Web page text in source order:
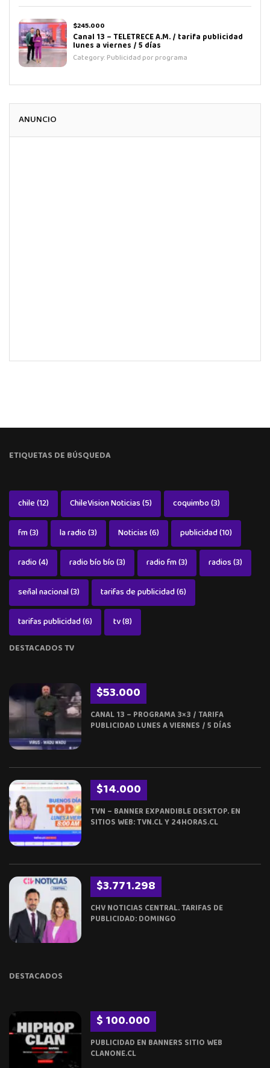
$245.000
Canal 13 – TELETRECE A.M. / tarifa publicidad
lunes a viernes / 5 días
Category:Publicidad por programa
ANUNCIO
ETIQUETAS DE BÚSQUEDA
chile(12) ChileVision Noticias(5) coquimbo(3)
fm(3) la radio(3) Noticias(6) publicidad(10)
radio(4) radio bío bío(3) radio fm(3) radios(3)
señal nacional(3) tarifas de publicidad(6)
tarifas publicidad(6) tv(8)
DESTACADOS TV
$53.000
CANAL 13 – PROGRAMA 3×3 / TARIFA
PUBLICIDAD LUNES A VIERNES / 5 DÍAS
$14.000
TVN – BANNER EXPANDIBLE DESKTOP. EN
SITIOS WEB: TVN.CL Y 24HORAS.CL
$3.771.298
CHV NOTICIAS CENTRAL. TARIFAS DE
PUBLICIDAD: DOMINGO
DESTACADOS
$ 100.000
PUBLICIDAD EN BANNERS SITIO WEB
CLANONE.CL